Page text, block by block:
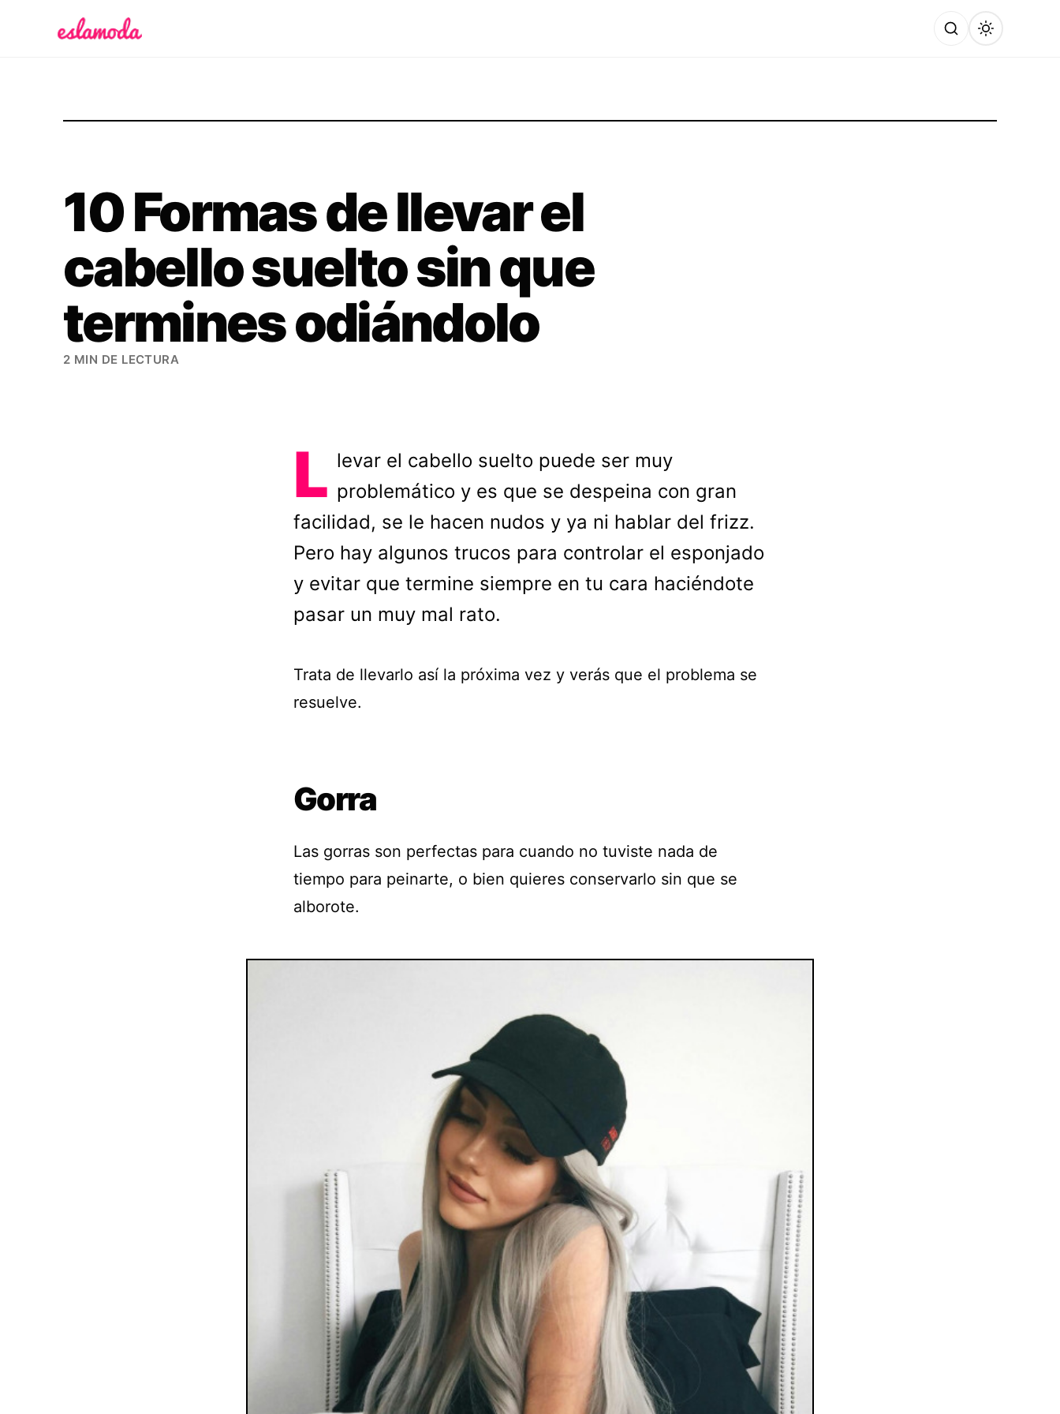
10 Formas de llevar el
cabello suelto sin que
termines odiándolo
2 MIN DE LECTURA
L levar el cabello suelto puede ser muy
problemático y es que se despeina con gran
facilidad, se le hacen nudos y ya ni hablar del frizz.
Pero hay algunos trucos para controlar el esponjado
y evitar que termine siempre en tu cara haciéndote
pasar un muy mal rato.
Trata de llevarlo así la próxima vez y verás que el problema se
resuelve.
Gorra
Las gorras son perfectas para cuando no tuviste nada de
tiempo para peinarte, o bien quieres conservarlo sin que se
alborote.